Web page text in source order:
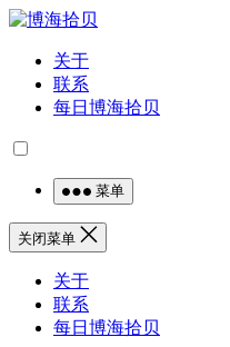
关于
联系
每日博海拾贝
菜单
关闭菜单
关于
联系
每日博海拾贝